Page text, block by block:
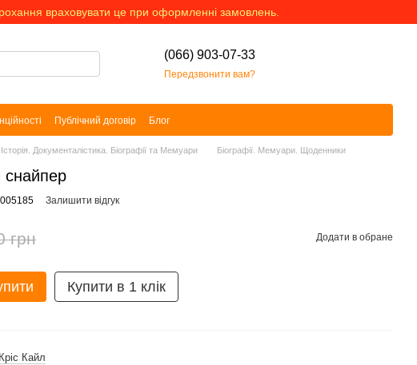
враховувати це при оформленні замовлень.
(066) 903-07-33
Передзвонити вам?
Публічний договір Блог
Історія. Документалістика. Біографії та Мемуари Біографії. Мемуари. Щоденники
снайпер
Залишити відгук
грн Додати в обране
Купити в 1 клік
Кріс Кайл